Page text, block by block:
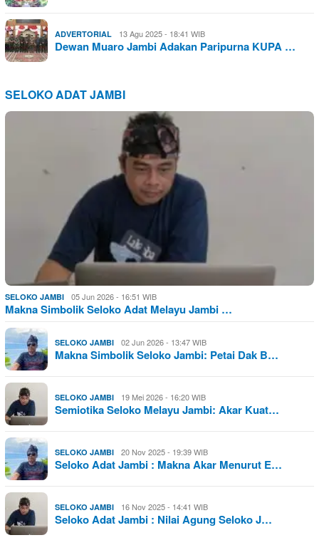
ADVERTORIAL 13 Agu 2025 - 18:41 WIB
Dewan Muaro Jambi Adakan Paripurna KUPA …
SELOKO ADAT JAMBI
SELOKO JAMBI 05 Jun 2026 - 16:51 WIB
Makna Simbolik Seloko Adat Melayu Jambi …
SELOKO JAMBI 02 Jun 2026 - 13:47 WIB
Makna Simbolik Seloko Jambi: Petai Dak B…
SELOKO JAMBI 19 Mei 2026 - 16:20 WIB
Semiotika Seloko Melayu Jambi: Akar Kuat…
SELOKO JAMBI 20 Nov 2025 - 19:39 WIB
Seloko Adat Jambi : Makna Akar Menurut E…
SELOKO JAMBI 16 Nov 2025 - 14:41 WIB
Seloko Adat Jambi : Nilai Agung Seloko J…